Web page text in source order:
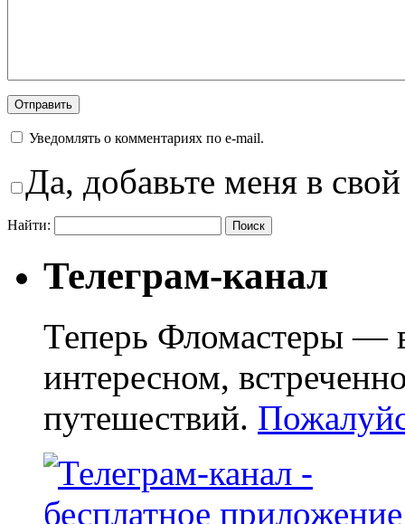
Уведомлять о комментариях по e-mail.
Да, добавьте меня в
Найти:
Телеграм-канал
Теперь Фломастеры —
интересном,
путешествий.